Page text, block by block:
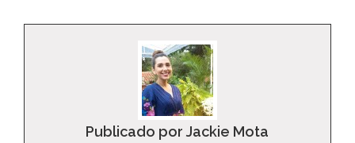
Publicado por Jackie Mota